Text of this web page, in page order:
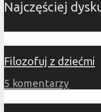
Najczęściej
Filozofuj z dziećmi
5 komentarzy